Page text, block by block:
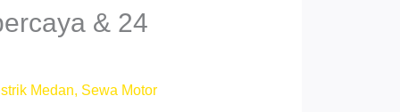
& 24
Medan, Sewa Motor